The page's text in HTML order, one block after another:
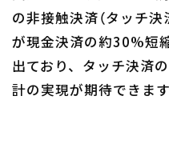
の非接触決済（タッチ
が現金決済の約30%短
出ており、タッチ決済
計の実現が期待できます